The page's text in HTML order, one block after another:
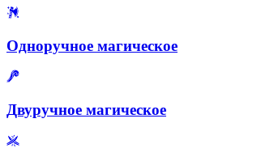
Одноручное магическое
Двуручное магическое